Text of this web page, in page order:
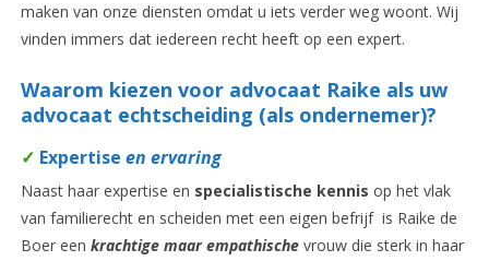
maken van onze diensten omdat u iets verder weg woont. Wij
vinden immers dat iedereen recht heeft op een expert.
Waarom kiezen voor advocaat Raike als uw
advocaat echtscheiding (als ondernemer)?
✓ Expertise en ervaring
Naast haar expertise en specialistische kennis op het vlak
van familierecht en scheiden met een eigen befrijf is Raike de
Boer een krachtige maar empathischevrouw die sterk in haar